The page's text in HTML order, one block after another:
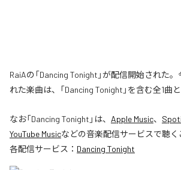
RaiAの「Dancing Tonight」が配信開始された
れた楽曲は、「Dancing Tonight」を含む全1曲
なお「Dancing Tonight 」は、 Apple Music、
YouTube Musicなどの音楽配信サービスで聴く
各配信サービス： Dancing Tonight